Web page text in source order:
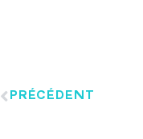
PRÉCÉDENT